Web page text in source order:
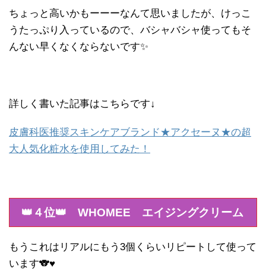
ちょっと高いかもーーーなんて思いましたが、けっこ
うたっぷり入っているので、バシャバシャ使ってもそ
んない早くなくならないです✨
詳しく書いた記事はこちらです↓
皮膚科医推奨スキンケアブランド★アクセーヌ★の超
大人気化粧水を使用してみた！
👑４位👑 WHOMEE エイジングクリーム
もうこれはリアルにもう3個くらいリピートして使って
います🐨♥